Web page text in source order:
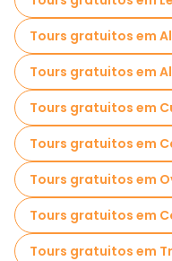
Jogos de fuga em
Passeios
Museus em Madrid
Visita guiada
Visitas para
Visitas ao mercado
Tours gratuitos em
Tours gratuitos em
Tours gratuitos em
Tours gratuitos em
Tours gratuitos em
Tours gratuitos em
Tours gratuitos em